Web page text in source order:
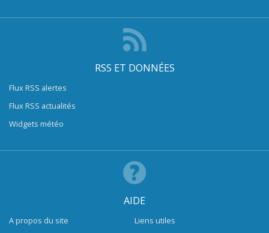
RSS ET DONNÉES
Flux RSS alertes
Flux RSS actualités
Widgets météo
AIDE
A propos du site
Liens utiles